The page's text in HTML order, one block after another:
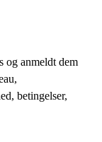
og anmeldt dem
betingelser,